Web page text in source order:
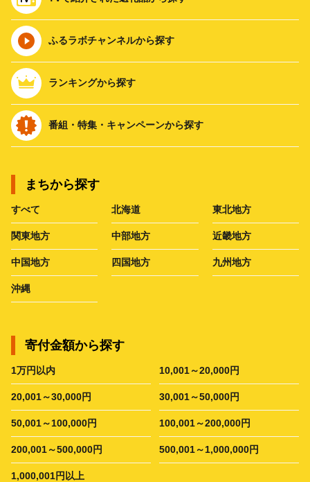
ふるラボチャンネルから探す
ランキングから探す
番組・特集・キャンペーンから探す
まちから探す
すべて 北海道 東北地方
関東地方 中部地方 近畿地方
中国地方 四国地方 九州地方
沖縄
寄付金額から探す
1万円以内 10,001～20,000円
20,001～30,000円 30,001～50,000円
50,001～100,000円 100,001～200,000円
200,001～500,000円 500,001～1,000,000円
1,000,001円以上